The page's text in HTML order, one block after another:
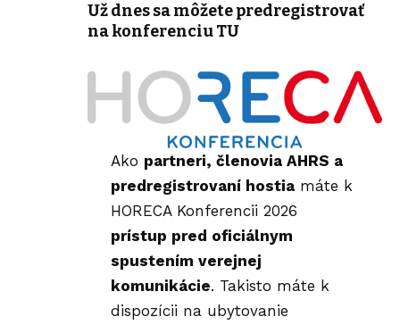
Už dnes sa môžetepredregistrovať
na konferenciuTU
Ako partneri, členovia AHRS a
predregistrovaní hostia máte k
HORECA Konferencii 2026
prístup pred oficiálnym
spustením verejnej
komunikácie. Takisto máte k
dispozícii na ubytovanie